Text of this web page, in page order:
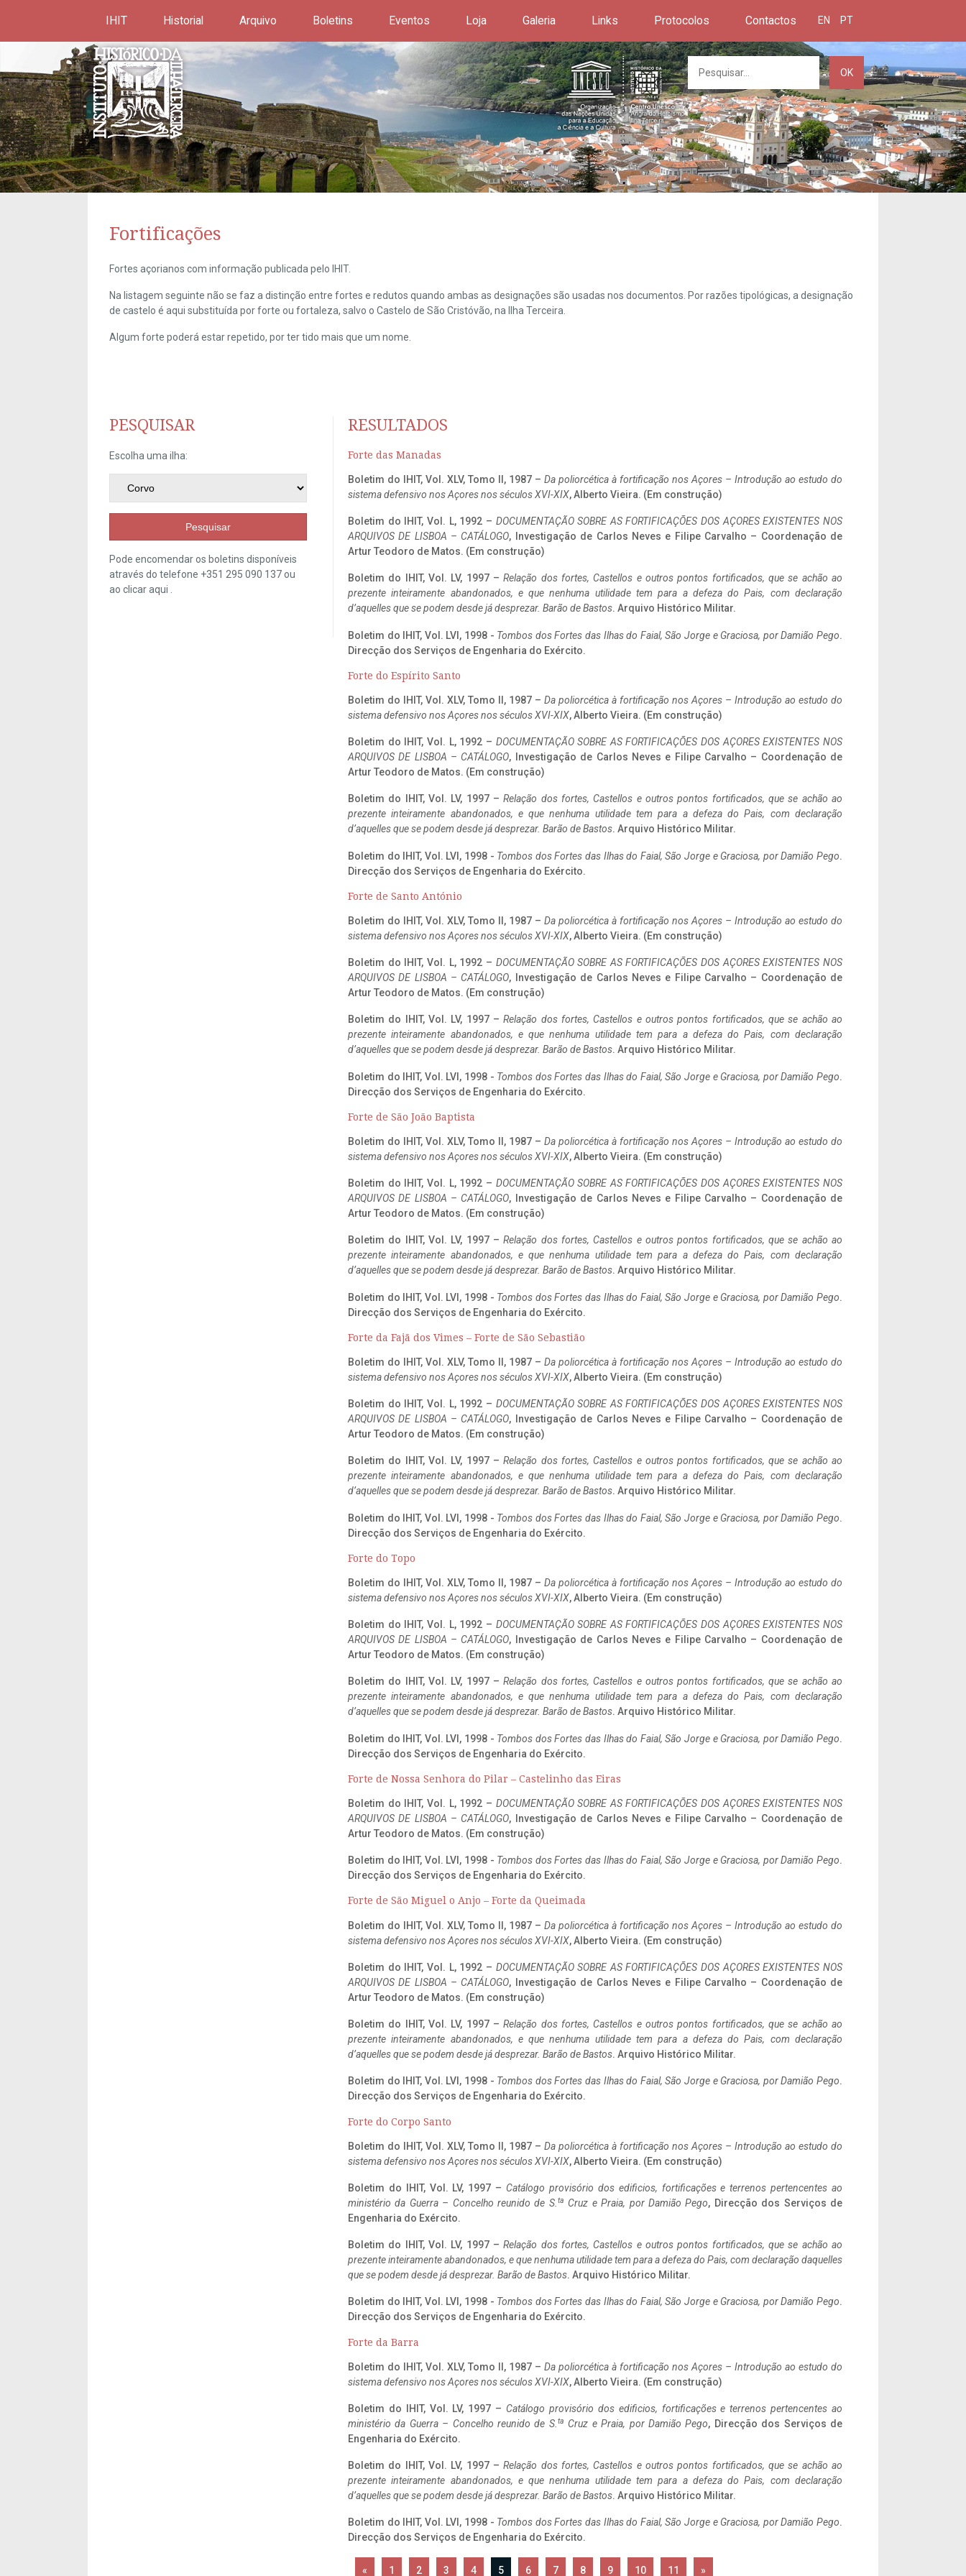
IHIT Historial Arquivo Boletins Eventos Loja Galeria Links Protocolos Contactos EN PT
OK
Fortificações
Fortes açorianos com informação publicada pelo IHIT.
Na listagem seguinte não se faz a distinção entre fortes e redutos quando ambas as designações são usadas nos documentos. Por razões tipológicas, a designação
de castelo é aqui substituída por forte ou fortaleza, salvo o Castelo de São Cristóvão, na Ilha Terceira.
Algum forte poderá estar repetido, por ter tido mais que um nome.
PESQUISAR
Escolha uma ilha:
Pesquisar
Pode encomendar os boletins disponíveis
através do telefone +351 295 090 137 ou
ao clicaraqui
RESULTADOS
Forte das Manadas
Boletim do IHIT, Vol. XLV, Tomo II, 1987 – Da poliorcética à fortificação nos Açores – Introdução ao estudo do
sistema defensivo nos Açores nos séculos XVI-XIX, Alberto Vieira. (Em construção)
Boletim do IHIT, Vol. L, 1992 – DOCUMENTAÇÃO SOBRE AS FORTIFICAÇÕES DOS AÇORES EXISTENTES NOS
ARQUIVOS DE LISBOA – CATÁLOGO, Investigação de Carlos Neves e Filipe Carvalho – Coordenação de
Artur Teodoro de Matos. (Em construção)
Boletim do IHIT, Vol. LV, 1997 –Relação dos fortes, Castellos e outros pontos fortificados, que se achão ao
prezente inteiramente abandonados, e que nenhuma utilidade tem para a defeza do Pais, com declaração
d’aquelles que se podem desde já desprezar. Barão de Bastos. Arquivo Histórico Militar.
Boletim do IHIT, Vol. LVI, 1998 - Tombos dos Fortes das Ilhas do Faial, São Jorge e Graciosa, por Damião Pego.
Direcção dos Serviços de Engenharia do Exército.
Forte do Espírito Santo
Boletim do IHIT, Vol. XLV, Tomo II, 1987 – Da poliorcética à fortificação nos Açores – Introdução ao estudo do
sistema defensivo nos Açores nos séculos XVI-XIX, Alberto Vieira. (Em construção)
Boletim do IHIT, Vol. L, 1992 – DOCUMENTAÇÃO SOBRE AS FORTIFICAÇÕES DOS AÇORES EXISTENTES NOS
ARQUIVOS DE LISBOA – CATÁLOGO, Investigação de Carlos Neves e Filipe Carvalho – Coordenação de
Artur Teodoro de Matos. (Em construção)
Boletim do IHIT, Vol. LV, 1997 –Relação dos fortes, Castellos e outros pontos fortificados, que se achão ao
prezente inteiramente abandonados, e que nenhuma utilidade tem para a defeza do Pais, com declaração
d’aquelles que se podem desde já desprezar. Barão de Bastos. Arquivo Histórico Militar.
Boletim do IHIT, Vol. LVI, 1998 - Tombos dos Fortes das Ilhas do Faial, São Jorge e Graciosa, por Damião Pego.
Direcção dos Serviços de Engenharia do Exército.
Forte de Santo António
Boletim do IHIT, Vol. XLV, Tomo II, 1987 – Da poliorcética à fortificação nos Açores – Introdução ao estudo do
sistema defensivo nos Açores nos séculos XVI-XIX, Alberto Vieira. (Em construção)
Boletim do IHIT, Vol. L, 1992 – DOCUMENTAÇÃO SOBRE AS FORTIFICAÇÕES DOS AÇORES EXISTENTES NOS
ARQUIVOS DE LISBOA – CATÁLOGO, Investigação de Carlos Neves e Filipe Carvalho – Coordenação de
Artur Teodoro de Matos. (Em construção)
Boletim do IHIT, Vol. LV, 1997 –Relação dos fortes, Castellos e outros pontos fortificados, que se achão ao
prezente inteiramente abandonados, e que nenhuma utilidade tem para a defeza do Pais, com declaração
d’aquelles que se podem desde já desprezar. Barão de Bastos. Arquivo Histórico Militar.
Boletim do IHIT, Vol. LVI, 1998 - Tombos dos Fortes das Ilhas do Faial, São Jorge e Graciosa, por Damião Pego.
Direcção dos Serviços de Engenharia do Exército.
Forte de São João Baptista
Boletim do IHIT, Vol. XLV, Tomo II, 1987 – Da poliorcética à fortificação nos Açores – Introdução ao estudo do
sistema defensivo nos Açores nos séculos XVI-XIX, Alberto Vieira. (Em construção)
Boletim do IHIT, Vol. L, 1992 – DOCUMENTAÇÃO SOBRE AS FORTIFICAÇÕES DOS AÇORES EXISTENTES NOS
ARQUIVOS DE LISBOA – CATÁLOGO, Investigação de Carlos Neves e Filipe Carvalho – Coordenação de
Artur Teodoro de Matos. (Em construção)
Boletim do IHIT, Vol. LV, 1997 –Relação dos fortes, Castellos e outros pontos fortificados, que se achão ao
prezente inteiramente abandonados, e que nenhuma utilidade tem para a defeza do Pais, com declaração
d’aquelles que se podem desde já desprezar. Barão de Bastos. Arquivo Histórico Militar.
Boletim do IHIT, Vol. LVI, 1998 - Tombos dos Fortes das Ilhas do Faial, São Jorge e Graciosa, por Damião Pego.
Direcção dos Serviços de Engenharia do Exército.
Forte da Fajã dos Vimes – Forte de São Sebastião
Boletim do IHIT, Vol. XLV, Tomo II, 1987 – Da poliorcética à fortificação nos Açores – Introdução ao estudo do
sistema defensivo nos Açores nos séculos XVI-XIX, Alberto Vieira. (Em construção)
Boletim do IHIT, Vol. L, 1992 – DOCUMENTAÇÃO SOBRE AS FORTIFICAÇÕES DOS AÇORES EXISTENTES NOS
ARQUIVOS DE LISBOA – CATÁLOGO, Investigação de Carlos Neves e Filipe Carvalho – Coordenação de
Artur Teodoro de Matos. (Em construção)
Boletim do IHIT, Vol. LV, 1997 –Relação dos fortes, Castellos e outros pontos fortificados, que se achão ao
prezente inteiramente abandonados, e que nenhuma utilidade tem para a defeza do Pais, com declaração
d’aquelles que se podem desde já desprezar. Barão de Bastos. Arquivo Histórico Militar.
Boletim do IHIT, Vol. LVI, 1998 - Tombos dos Fortes das Ilhas do Faial, São Jorge e Graciosa, por Damião Pego.
Direcção dos Serviços de Engenharia do Exército.
Forte do Topo
Boletim do IHIT, Vol. XLV, Tomo II, 1987 – Da poliorcética à fortificação nos Açores – Introdução ao estudo do
sistema defensivo nos Açores nos séculos XVI-XIX, Alberto Vieira. (Em construção)
Boletim do IHIT, Vol. L, 1992 – DOCUMENTAÇÃO SOBRE AS FORTIFICAÇÕES DOS AÇORES EXISTENTES NOS
ARQUIVOS DE LISBOA – CATÁLOGO, Investigação de Carlos Neves e Filipe Carvalho – Coordenação de
Artur Teodoro de Matos. (Em construção)
Boletim do IHIT, Vol. LV, 1997 –Relação dos fortes, Castellos e outros pontos fortificados, que se achão ao
prezente inteiramente abandonados, e que nenhuma utilidade tem para a defeza do Pais, com declaração
d’aquelles que se podem desde já desprezar. Barão de Bastos. Arquivo Histórico Militar.
Boletim do IHIT, Vol. LVI, 1998 - Tombos dos Fortes das Ilhas do Faial, São Jorge e Graciosa, por Damião Pego.
Direcção dos Serviços de Engenharia do Exército.
Forte de Nossa Senhora do Pilar – Castelinho das Eiras
Boletim do IHIT, Vol. L, 1992 – DOCUMENTAÇÃO SOBRE AS FORTIFICAÇÕES DOS AÇORES EXISTENTES NOS
ARQUIVOS DE LISBOA – CATÁLOGO, Investigação de Carlos Neves e Filipe Carvalho – Coordenação de
Artur Teodoro de Matos. (Em construção)
Boletim do IHIT, Vol. LVI, 1998 - Tombos dos Fortes das Ilhas do Faial, São Jorge e Graciosa, por Damião Pego.
Direcção dos Serviços de Engenharia do Exército.
Forte de São Miguel o Anjo – Forte da Queimada
Boletim do IHIT, Vol. XLV, Tomo II, 1987 – Da poliorcética à fortificação nos Açores – Introdução ao estudo do
sistema defensivo nos Açores nos séculos XVI-XIX, Alberto Vieira. (Em construção)
Boletim do IHIT, Vol. L, 1992 – DOCUMENTAÇÃO SOBRE AS FORTIFICAÇÕES DOS AÇORES EXISTENTES NOS
ARQUIVOS DE LISBOA – CATÁLOGO, Investigação de Carlos Neves e Filipe Carvalho – Coordenação de
Artur Teodoro de Matos. (Em construção)
Boletim do IHIT, Vol. LV, 1997 –Relação dos fortes, Castellos e outros pontos fortificados, que se achão ao
prezente inteiramente abandonados, e que nenhuma utilidade tem para a defeza do Pais, com declaração
d’aquelles que se podem desde já desprezar. Barão de Bastos. Arquivo Histórico Militar.
Boletim do IHIT, Vol. LVI, 1998 - Tombos dos Fortes das Ilhas do Faial, São Jorge e Graciosa, por Damião Pego.
Direcção dos Serviços de Engenharia do Exército.
Forte do Corpo Santo
Boletim do IHIT, Vol. XLV, Tomo II, 1987 – Da poliorcética à fortificação nos Açores – Introdução ao estudo do
sistema defensivo nos Açores nos séculos XVI-XIX, Alberto Vieira. (Em construção)
Boletim do IHIT, Vol. LV, 1997 – Catálogo provisório dos edificios, fortificações e terrenos pertencentes ao
ministério da Guerra – Concelho reunido de S. ta Cruz e Praia, por Damião Pego, Direcção dos Serviços de
Engenharia do Exército.
Boletim do IHIT, Vol. LV, 1997 –Relação dos fortes, Castellos e outros pontos fortificados, que se achão ao
prezente inteiramente abandonados, e que nenhuma utilidade tem para a defeza do Pais, com declaração daquelles
que se podem desde já desprezar. Barão de Bastos. Arquivo Histórico Militar.
Boletim do IHIT, Vol. LVI, 1998 - Tombos dos Fortes das Ilhas do Faial, São Jorge e Graciosa, por Damião Pego.
Direcção dos Serviços de Engenharia do Exército.
Forte da Barra
Boletim do IHIT, Vol. XLV, Tomo II, 1987 – Da poliorcética à fortificação nos Açores – Introdução ao estudo do
sistema defensivo nos Açores nos séculos XVI-XIX, Alberto Vieira. (Em construção)
Boletim do IHIT, Vol. LV, 1997 – Catálogo provisório dos edificios, fortificações e terrenos pertencentes ao
ministério da Guerra – Concelho reunido de S. ta Cruz e Praia, por Damião Pego, Direcção dos Serviços de
Engenharia do Exército.
Boletim do IHIT, Vol. LV, 1997 –Relação dos fortes, Castellos e outros pontos fortificados, que se achão ao
prezente inteiramente abandonados, e que nenhuma utilidade tem para a defeza do Pais, com declaração
d’aquelles que se podem desde já desprezar. Barão de Bastos. Arquivo Histórico Militar.
Boletim do IHIT, Vol. LVI, 1998 - Tombos dos Fortes das Ilhas do Faial, São Jorge e Graciosa, por Damião Pego.
Direcção dos Serviços de Engenharia do Exército.
« 1 2 3 4 5 6 7 8 9 10 11 »